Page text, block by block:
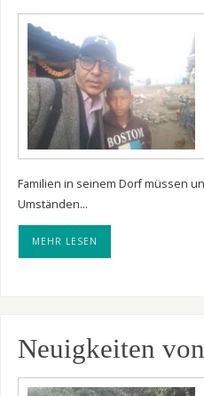
Familien in seinem Dorf müssen
Umständen…
MEHR LESEN
Neuigkeiten